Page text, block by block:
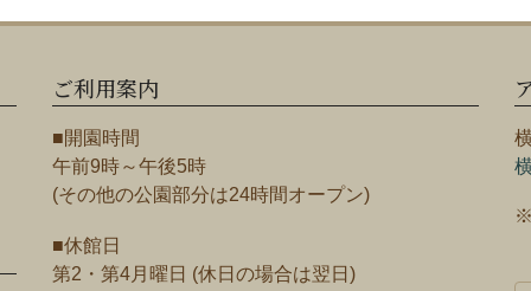
ご利用案内
■開園時間
午前9時～午後5時
(その他の公園部分は24時間オープン)
■休館日
第2・第4月曜日 (休日の場合は翌日)
※